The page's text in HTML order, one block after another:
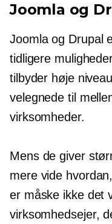
Joomla og
Joomla og Drupal
tidligere
tilbyder høje
velegnede til
virksomheder.
Mens de giver
mere vide hvordan,
er måske ikke det
virksomhedsejer,